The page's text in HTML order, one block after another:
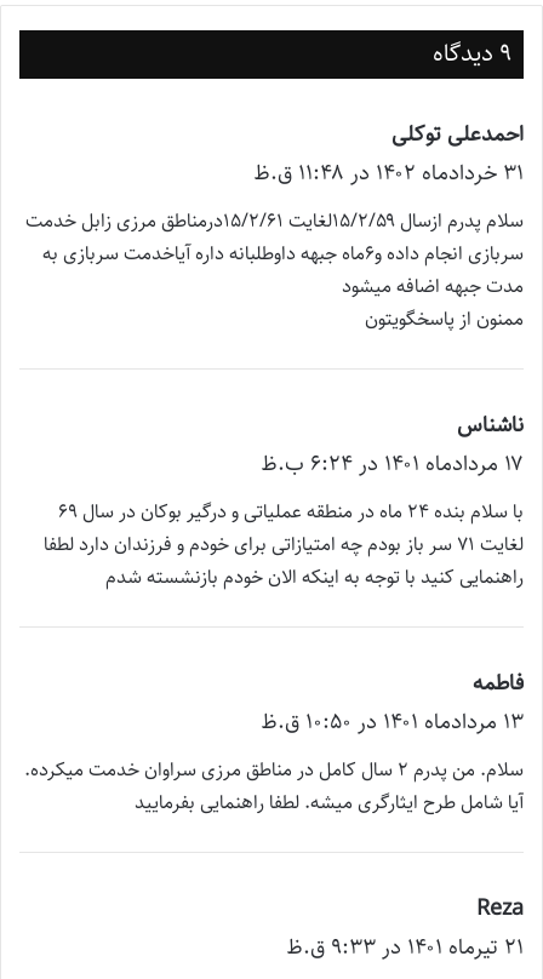
9 دیدگاه
احمدعلی توکلی
ف
ت
:
۳۱ خرداد‌ماه ۱۴۰۲ در ۱۱:۴۸ ق.ظ
سلام پدرم ازسال ۱۵/۲/۵۹لغایت ۱۵/۲/۶۱درمناطق مرزی زابل خدمت
سربازی انجام داده و۶ماه جبهه داوطلبانه داره آیاخدمت سربازی به
مدت جبهه اضافه میشود
ممنون از پاسخگویتون
ناشناس
ف
ت
:
۱۷ مرداد‌ماه ۱۴۰۱ در ۶:۲۴ ب.ظ
با سلام بنده ۲۴ ماه در منطقه عملیاتی و درگیر بوکان در سال ۶۹
لغایت ۷۱ سر باز بودم چه امتیازاتی برای خودم و فرزندان دارد لطفا
راهنمایی کنید با توجه به اینکه الان خودم بازنشسته شدم
فاطمه
ف
ت
:
۱۳ مرداد‌ماه ۱۴۰۱ در ۱۰:۵۰ ق.ظ
سلام. من پدرم 2 سال کامل در مناطق مرزی سراوان خدمت میکرده.
آیا شامل طرح ایثارگری میشه. لطفا راهنمایی بفرمایید
Reza
ف
۲۱ تیر‌ماه ۱۴۰۱ در ۹:۳۳ ق.ظ